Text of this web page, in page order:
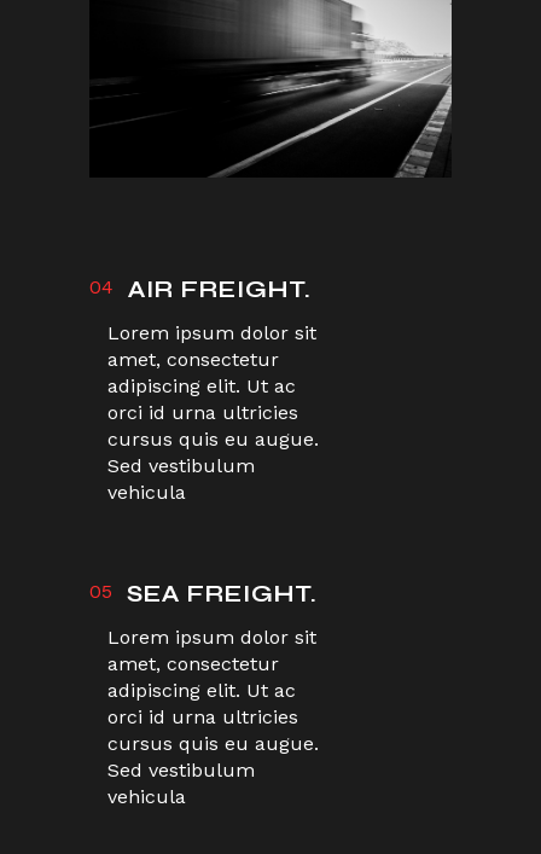
04 AIR FREIGHT.
Lorem ipsum dolor sit
amet, consectetur
adipiscing elit. Ut ac
orci id urna ultricies
cursus quis eu augue.
Sed vestibulum
vehicula
05 SEA FREIGHT.
Lorem ipsum dolor sit
amet, consectetur
adipiscing elit. Ut ac
orci id urna ultricies
cursus quis eu augue.
Sed vestibulum
vehicula